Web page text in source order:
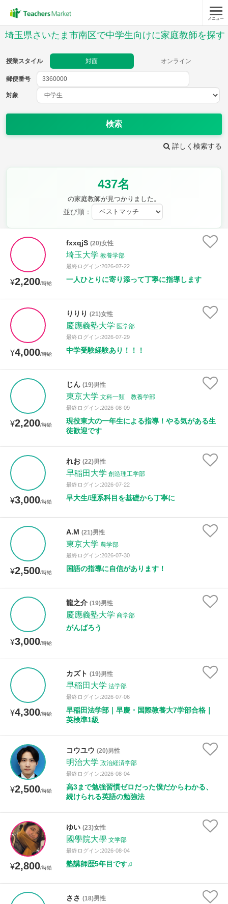
メニュー
埼玉県さいたま市南区で中学生向けに家庭教師を探す
授業スタイル 対面 オンライン
郵便番号
対象
検索
詳しく検索する
437名
の家庭教師が見つかりました。
並び順：
¥2,200/時給
fxxqjS (20)女性
埼玉大学 教養学部
最終ログイン:2026-07-22
一人ひとりに寄り添って丁寧に指導します
¥4,000/時給
りりり (21)女性
慶應義塾大学 医学部
最終ログイン:2026-07-29
中学受験経験あり！！！
¥2,200/時給
じん (19)男性
東京大学 文科一類 教養学部
最終ログイン:2026-08-09
現役東大の一年生による指導！やる気がある生
徒歓迎です
¥3,000/時給
れお (22)男性
早稲田大学 創造理工学部
最終ログイン:2026-07-22
早大生/理系科目を基礎から丁寧に
¥2,500/時給
A.M (21)男性
東京大学 農学部
最終ログイン:2026-07-30
国語の指導に自信があります！
¥3,000/時給
龍之介 (19)男性
慶應義塾大学 商学部
がんばろう
¥4,300/時給
カズト (19)男性
早稲田大学 法学部
最終ログイン:2026-07-06
早稲田法学部｜早慶・国際教養大7学部合格｜
英検準1級
¥2,500/時給
コウユウ (20)男性
明治大学 政治経済学部
最終ログイン:2026-08-04
高3まで勉強習慣ゼロだった僕だからわかる、
続けられる英語の勉強法
¥2,800/時給
ゆい (23)女性
國學院大學 文学部
最終ログイン:2026-08-04
塾講師歴5年目です♫
ささ (18)男性
郵便番号
教科
現代文 古典
公民 芸術 音楽 保健体育
時給：¥1,000 ～ ¥10,000
授業可能日
月曜日 火曜日 水曜日 木曜日
土曜日 日曜日
距離：15km以内
年齢：18-101歳
性別